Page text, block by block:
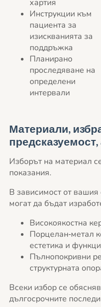
хартия
Инструкции към
пациента за
изискванията за
поддръжка
Планирано
проследяване на
определени
интервали
Материали,
Изборът на материал
показания.
В зависимост от вашия
могат да бъдат
Високоякостна
Порцелан‑метал
естетика и
Пълнопокривни
структурната
Всеки избор се
дългосрочните